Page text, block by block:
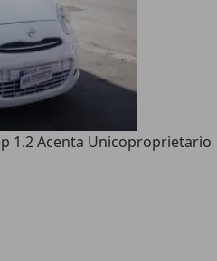
1.2 Acenta Unicoproprietario